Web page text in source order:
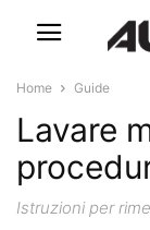
Home Guide
Lavare
Istruzioni per